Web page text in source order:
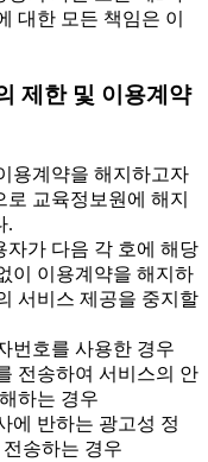
대한 모든 책임은 이
제한 및 이용계약
용계약을 해지하고자
교육정보원에 해지
.
가 다음 각 호에 해당
이 이용계약을 해지하
서비스 제공을 중지할
번호를 사용한 경우
전송하여 서비스의 안
하는 경우
에 반하는 광고성 정
송하는 경우